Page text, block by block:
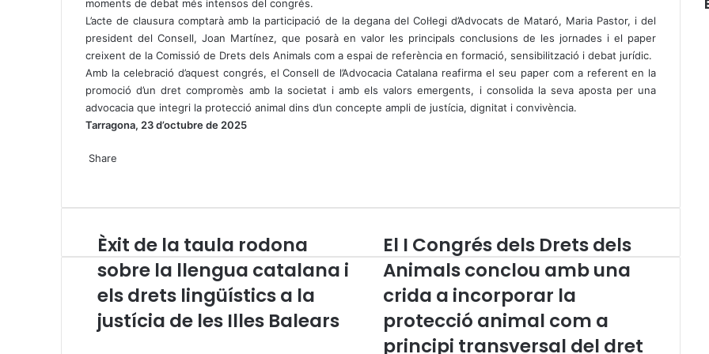
moments de debat més intensos del congrés.
L’acte de clausura comptarà amb la participació de la degana del Col·legi d’Advocats de Mataró, Maria Pastor, i del
president del Consell, Joan Martínez, que posarà en valor les principals conclusions de les jornades i el paper
creixent de la Comissió de Drets dels Animals com a espai de referència en formació, sensibilització i debat jurídic.
Amb la celebració d’aquest congrés, el Consell de l’Advocacia Catalana reafirma el seu paper com a referent en la
promoció d’un dret compromès amb la societat i amb els valors emergents, i consolida la seva aposta per una
advocacia que integri la protecció animal dins d’un concepte ampli de justícia, dignitat i convivència.
Tarragona, 23 d’octubre de 2025
h
s
p
e
g
m
Share
a
A
p
l
g
r
a
m
a
e
v
i
a
m
i
tÈ
x
i
t
e
Èxit de la taula rodona
sobre la llengua catalana i
els drets lingüístics a la
justícia de les Illes Balears
E
l
I
C
n
g
El I Congrés dels Drets dels
Animals conclou amb una
crida a incorporar la
protecció animal com a
principi transversal del dret